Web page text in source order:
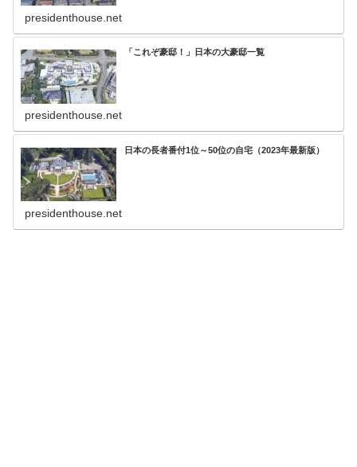
presidenthouse.net
「これぞ豪邸！」日本の大豪邸一覧
presidenthouse.net
日本の長者番付1位～50位の自宅（2023年最新版）
presidenthouse.net